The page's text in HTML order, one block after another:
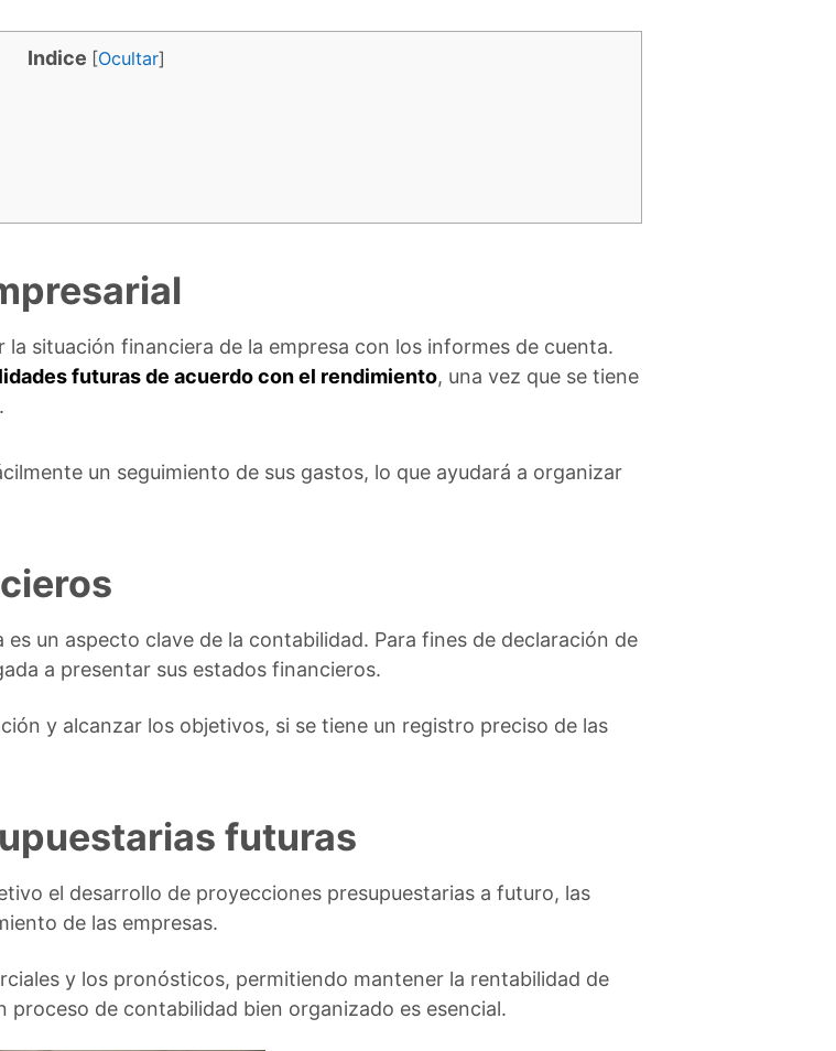
Indice [Ocultar]
situación financiera de la empresa con los informes de cuenta.
futuras de acuerdo con el rendimiento, una vez que se tiene
un seguimiento de sus gastos, lo que ayudará a organizar
un aspecto clave de la contabilidad. Para fines de declaración de
a presentar sus estados financieros.
y alcanzar los objetivos, si se tiene un registro preciso de las
futuras
el desarrollo de proyecciones presupuestarias a futuro, las
de las empresas.
y los pronósticos, permitiendo mantener la rentabilidad de
proceso de contabilidad bien organizado es esencial.